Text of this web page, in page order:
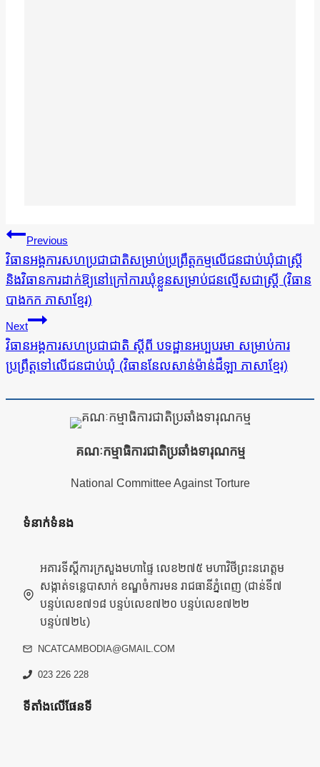
ការ​
នាំទិស​
ប្រកាស
Previous
វិធានអង្គការសហប្រជាជាតិសម្រាប់ប្រព្រឹត្ដកម្មលើជនជាប់ឃុំជាស្រី្ដ
និងវិធានការដាក់ឱ្យនៅក្រៅការឃុំខ្លួនសម្រាប់ជនល្មើសជាស្រ្ដី (វិធាន
បាងកក ភាសាខ្មែរ)
Next
វិធានអង្គការសហប្រជាជាតិ ស្ដីពី បទដ្ឋានអប្បបរមា សម្រាប់ការ
ប្រព្រឹត្ដទៅលើជនជាប់ឃុំ (វិធាននែលសាន់ម៉ាន់ដឺឡា ភាសាខ្មែរ)
គណៈកម្មាធិការជាតិប្រឆាំងទារុណកម្ម
National Committee Against Torture
ទំនាក់ទំនង
អគារទីស្តីការក្រសួងមហាផ្ទៃ លេខ២៧៥ មហាវិថីព្រះនរោត្តម
សង្កាត់ទន្លេបាសាក់ ខណ្ឌចំការមន រាជធានីភ្នំពេញ (ជាន់ទី៧
បន្ទប់លេខ៧១៨ បន្ទប់លេខ៧២០ បន្ទប់លេខ៧២២
បន្ទប់៧២៤)
NCATCAMBODIA@GMAIL.COM
023 226 228
ទីតាំងលើផែនទី